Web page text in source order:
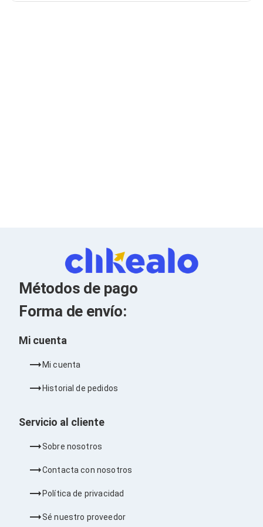
Bases para PC's
Kits de Herramientas
Candados para PC's
Protectores para PC's
Limpiadores para Electrónicos
Lentes para Computadora
PC's de Escritorio
Workstations
All in One
Mini PC's
Barebones
Electrónica de Consumo
Accesorios de Audio
Micrófonos
Estuches y Cajas
Bases para Audífonos
Accesorios para Micrófonos
Audífonos Intrauriculares
Bocinas
Bocinas y Bafles
Bocinas Portátiles
Bocinas para Computadora
Métodos de pago
Forma de envío:
Mi cuenta
Mi cuenta
Historial de pedidos
Servicio al cliente
Sobre nosotros
Contacta con nosotros
Política de privacidad
Sé nuestro proveedor